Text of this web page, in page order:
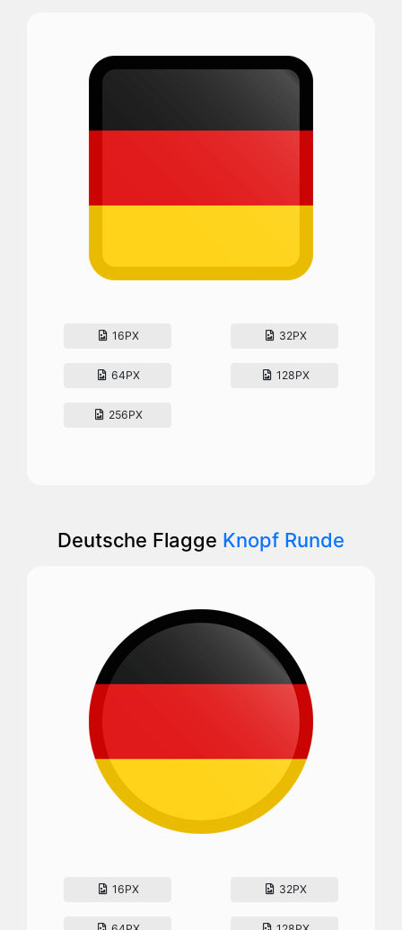
16PX 32PX
64PX 128PX
256PX
Deutsche Flagge Knopf Runde
16PX 32PX